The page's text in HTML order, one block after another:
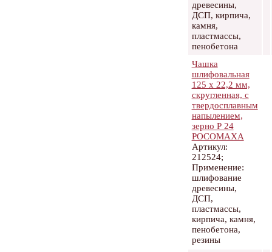
древесины,
ДСП, кирпича,
камня,
пластмассы,
пенобетона
Чашка
шлифовальная
125 х 22,2 мм,
скругленная, с
твердосплавным
напылением,
зерно Р 24
РОСОМАХА
Артикул:
212524;
Применение:
шлифование
древесины,
ДСП,
пластмассы,
кирпича, камня,
пенобетона,
резины